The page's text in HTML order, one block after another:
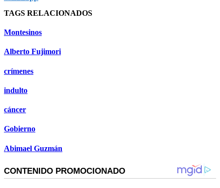
TAGS RELACIONADOS
Montesinos
Alberto Fujimori
crímenes
indulto
cáncer
Gobierno
Abimael Guzmán